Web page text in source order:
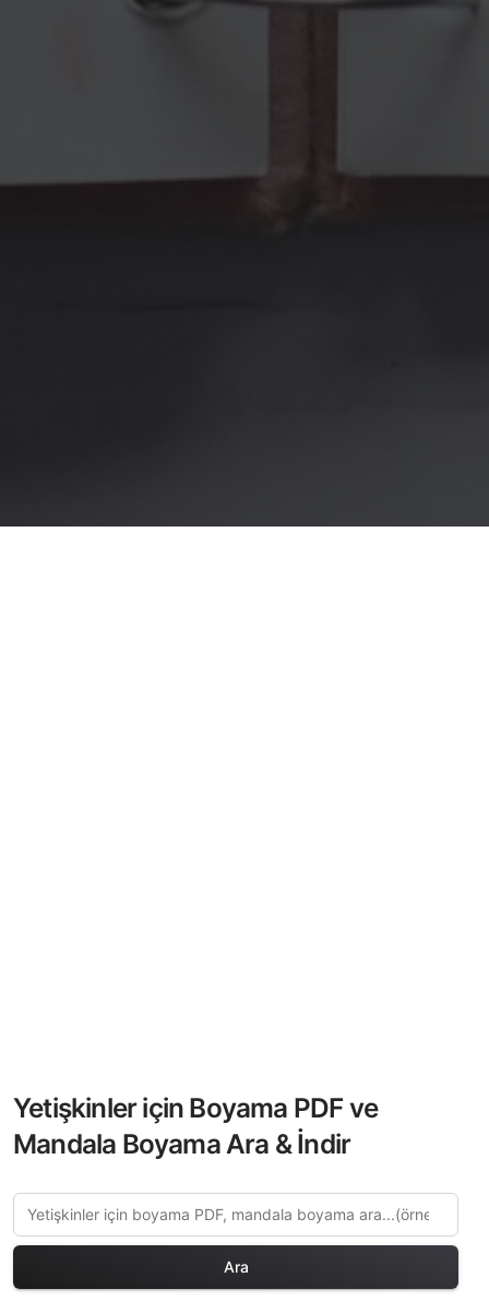
Yetişkinler için Boyama PDF ve
Mandala Boyama Ara & İndir
Ara